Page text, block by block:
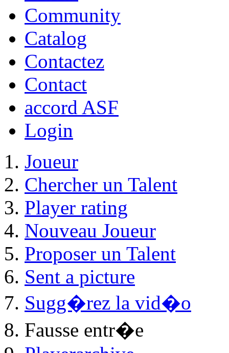
中文
magyar
türkçe
Accueil
Informations
Joueur
Community
Catalog
Contactez
Contact
accord ASF
Login
Joueur
Chercher un Talent